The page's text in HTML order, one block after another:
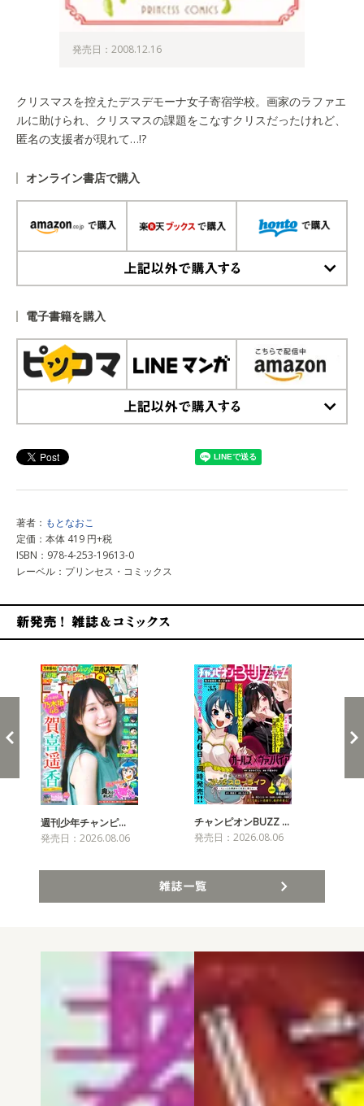
発売日：2008.12.16
クリスマスを控えたデスデモーナ女子寄宿学校。画家のラファエ
ルに助けられ、クリスマスの課題をこなすクリスだったけれど、
匿名の支援者が現れて…!?
オンライン書店で購入
電子書籍を購入
著者： もとなおこ
定価：本体 419 円+税
ISBN：978-4-253-19613-0
レーベル：プリンセス・コミックス
週刊少年チャンピ…
発売日：2026.08.06
チャンピオンBUZZ …
発売日：2026.08.06